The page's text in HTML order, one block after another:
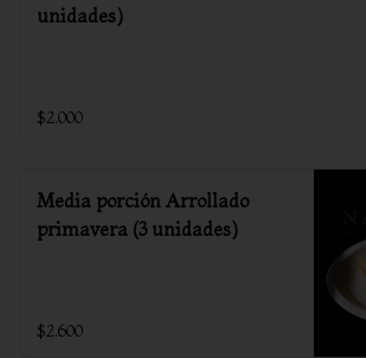
unidades)
$2.000
Media porción Arrollado
primavera (3 unidades)
$2.600